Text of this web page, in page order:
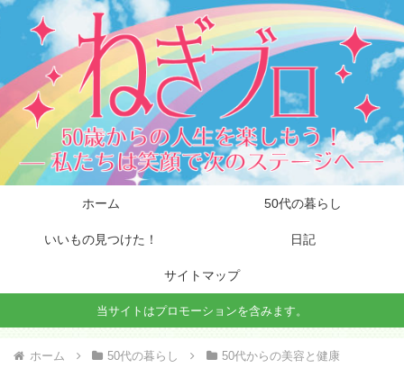
ホーム 50代の暮らし
いいもの見つけた！ 日記
サイトマップ
当サイトはプロモーションを含みます。
ホーム 50代の暮らし 50代からの美容と健康